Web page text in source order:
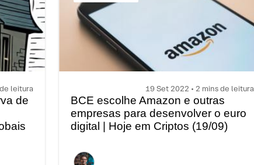
leitura
de
19 Set 2022 • 2 mins de leitura
BCE escolhe Amazon e outras
empresas para desenvolver o euro
digital | Hoje em Criptos (19/09)